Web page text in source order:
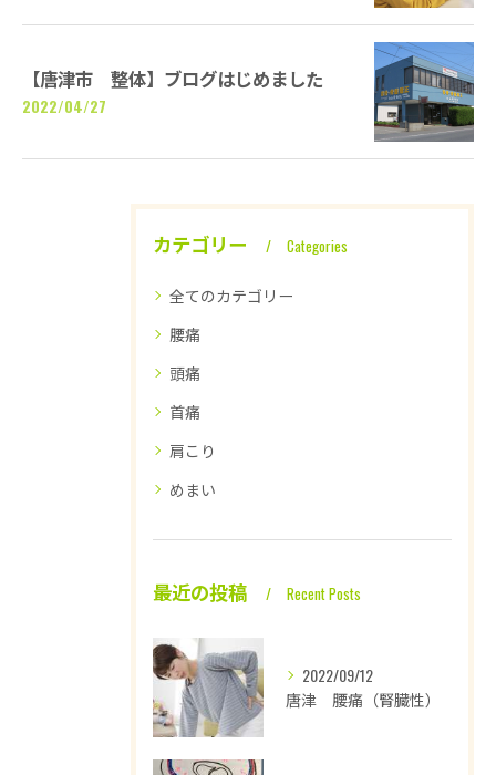
【唐津市 整体】ブログはじめました
2022/04/27
カテゴリー Categories
全てのカテゴリー
腰痛
頭痛
首痛
肩こり
めまい
最近の投稿 Recent Posts
2022/09/12
唐津 腰痛（腎臓性）